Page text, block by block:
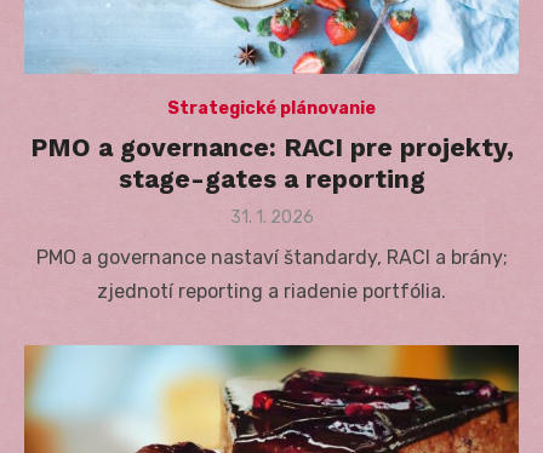
Strategické plánovanie
PMO a governance: RACI pre projekty,
stage-gates a reporting
Posted
31. 1. 2026
PMO a governance nastaví štandardy, RACI a brány;
zjednotí reporting a riadenie portfólia.